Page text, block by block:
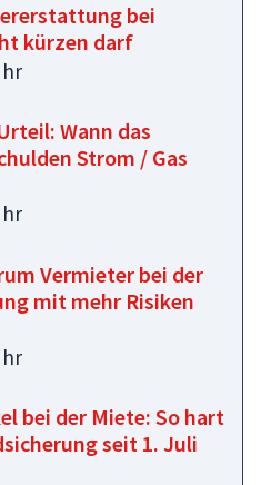
bei
kürzen darf
Wann das
Strom / Gas
Vermieter bei der
mit mehr Risiken
bei der Miete: So hart
seit 1. Juli